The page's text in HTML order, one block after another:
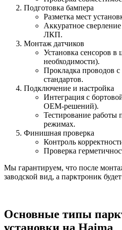
Подготовка бампера
Разметка мест
Аккуратное
ЛКП.
Монтаж датчиков
Установка сенсоров в
необходимости).
Прокладка проводов
стандартов.
Подключение и настройка
Интеграция с
OEM-решений).
Тестирование работы
режимах.
Финишная проверка
Контроль
Проверка
Мы гарантируем, что после
заводской вид, а парктроник
Основные типы